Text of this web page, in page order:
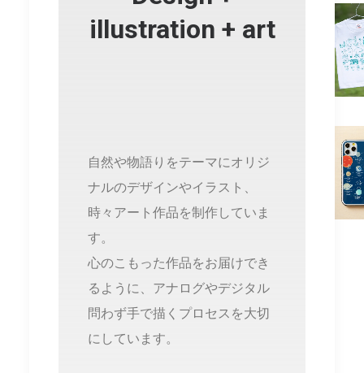
illustration + art
自然や物語りをテーマにオリジ
ナルのデザインやイラスト、
時々アート作品を制作していま
す。
心のこもった作品をお届けでき
るように、アナログやデジタル
問わず手で描くプロセスを大切
にしています。